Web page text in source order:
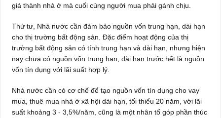
giá thành nhà ở mà cuối cùng người mua phải gánh chịu.
Thứ tư, Nhà nước cần đảm bảo nguồn vốn trung hạn, dài hạn
cho thị trường bất động sản. Đặc điểm hoạt động của thị
trường bất động sản có tính trung hạn và dài hạn, nhưng hiện
nay chưa có nguồn vốn trung hạn, dài hạn trước hết là nguồn
vốn tín dụng với lãi suất hợp lý.
Nhà nước cần có cơ chế để tạo nguồn vốn tín dụng cho vay
mua, thuê mua nhà ở xã hội dài hạn, tối thiểu 20 năm, với lãi
suất khoảng 3 - 3,5%/năm, cũng là một nhân tố góp phần thúc